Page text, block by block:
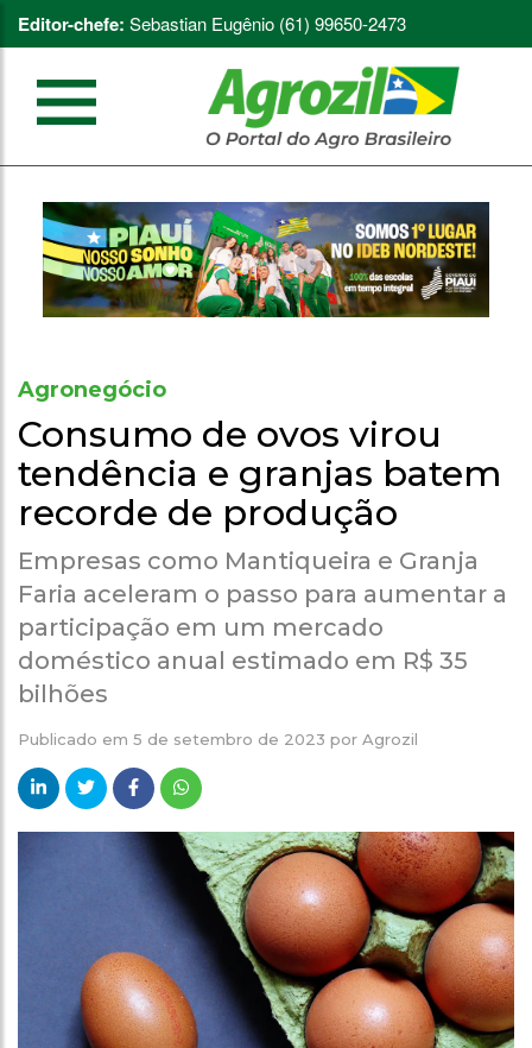
Editor-chefe: Sebastian Eugênio (61) 99650-2473
Agronegócio
Consumo de ovos virou
tendência e granjas batem
recorde de produção
Empresas como Mantiqueira e Granja
Faria aceleram o passo para aumentar a
participação em um mercado
doméstico anual estimado em R$ 35
bilhões
Publicado em 5 de setembro de 2023 por Agrozil